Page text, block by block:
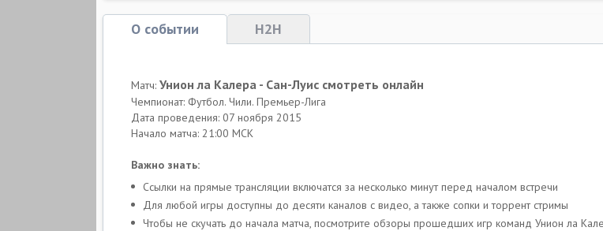
О событии H2H
Матч: Унион ла Калера - Сан-Луис смотреть онлайн
Чемпионат: Футбол. Чили. Премьер-Лига
Дата проведения: 07 ноября 2015
Начало матча: 21:00 МСК
Важно знать:
Ссылки на прямые трансляции включатся за несколько минут перед началом встречи
Для любой игры доступны до десяти каналов с видео, a также сопки и торрент стримы
Чтобы не скучать до начала матча, посмотрите обзоры прошедших игр команд Унион ла